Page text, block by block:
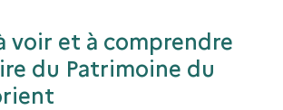
voir et à comprendre
du Patrimoine du